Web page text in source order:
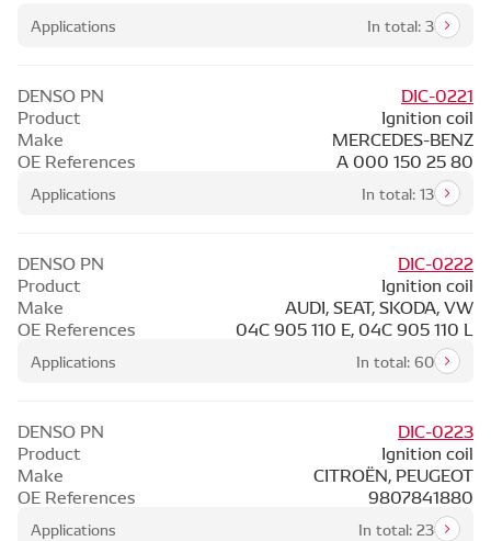
Applications In total: 3
DENSO PN
DIC-0221
Product
Ignition coil
Make
MERCEDES-BENZ
Applications In total: 13
OE References A 000 150 25 80
DENSO PN
DIC-0222
Product
Ignition coil
Make
AUDI, SEAT, SKODA, VW
Applications In total: 60
OE References 04C 905 110 E, 04C 905 110 L
DENSO PN
DIC-0223
Product
Ignition coil
Make
CITROËN, PEUGEOT
Applications In total: 23
OE References 9807841880